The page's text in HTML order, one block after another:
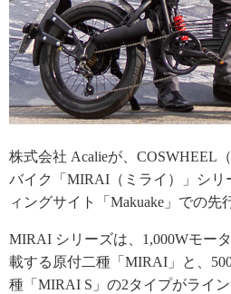
株式会社 Acalieが、COSWHEEL
バイク「MIRAI（ミライ）」シリ
ィングサイト「Makuake」での先
MIRAI シリーズは、1,000Wモー
載する原付二種「MIRAI」と、
種「MIRAI S」の2タイプがライ